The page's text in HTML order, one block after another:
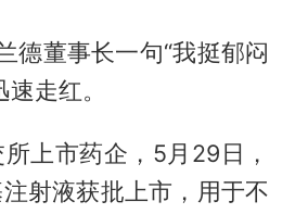
德董事长一句“我挺郁闷
走红。
上市药企，5月29日，
射液获批上市，用于不